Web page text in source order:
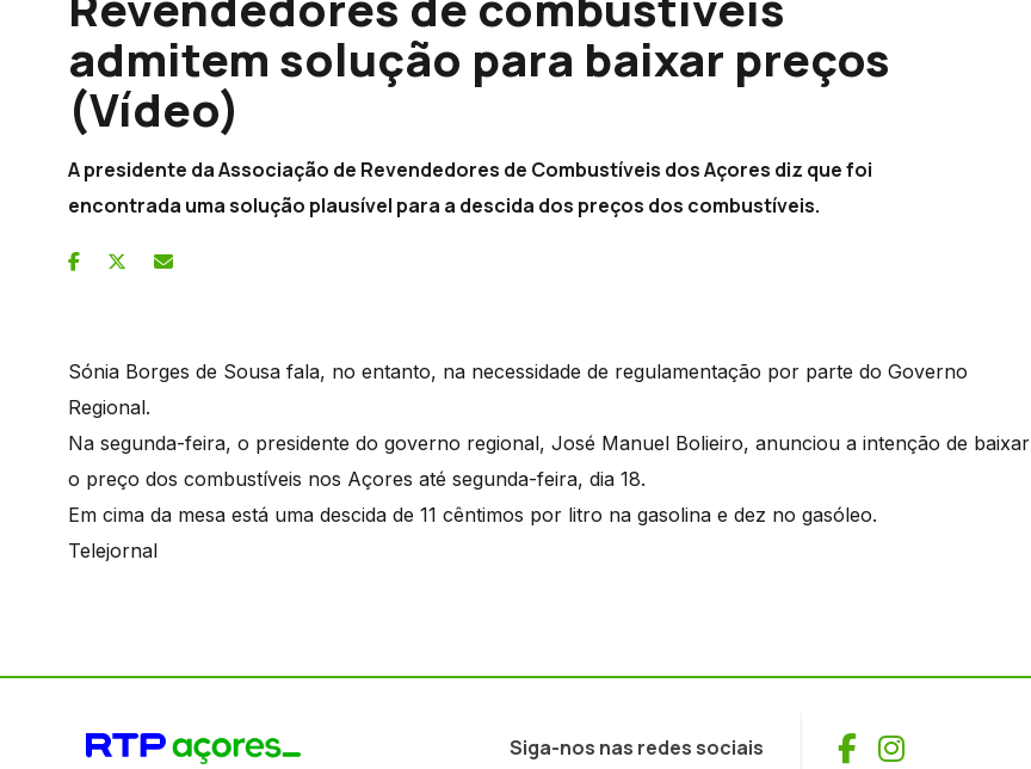
admitem solução para baixar preços
(Vídeo)
A presidente da Associação de Revendedores de Combustíveis dos Açores diz que foi
encontrada uma solução plausível para a descida dos preços dos combustíveis.
Sónia Borges de Sousa fala, no entanto, na necessidade de regulamentação por parte do Governo
Regional.
Na segunda-feira, o presidente do governo regional, José Manuel Bolieiro, anunciou a intenção de baixar
o preço dos combustíveis nos Açores até segunda-feira, dia 18.
Em cima da mesa está uma descida de 11 cêntimos por litro na gasolina e dez no gasóleo.
Telejornal
Siga-nos nas redes sociais Facebook
Instagram